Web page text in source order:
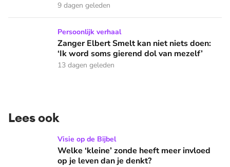
9 dagen geleden
Zanger Elbert Smelt kan niet niets doen: ‘Ik word soms
Persoonlijk verhaal
Zanger Elbert Smelt kan niet niets doen:
‘Ik word soms gierend dol van mezelf’
13 dagen geleden
Lees ook
Welke ‘kleine’ zonde heeft meer invloed op je leven dan je
Visie op de Bijbel
Welke ‘kleine’ zonde heeft meer invloed
op je leven dan je denkt?